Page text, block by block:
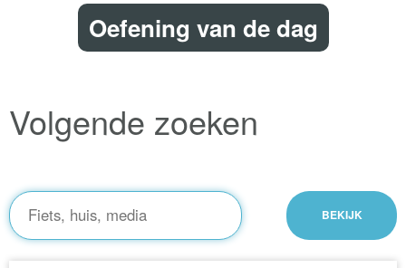
Oefening van de dag
Volgende zoeken